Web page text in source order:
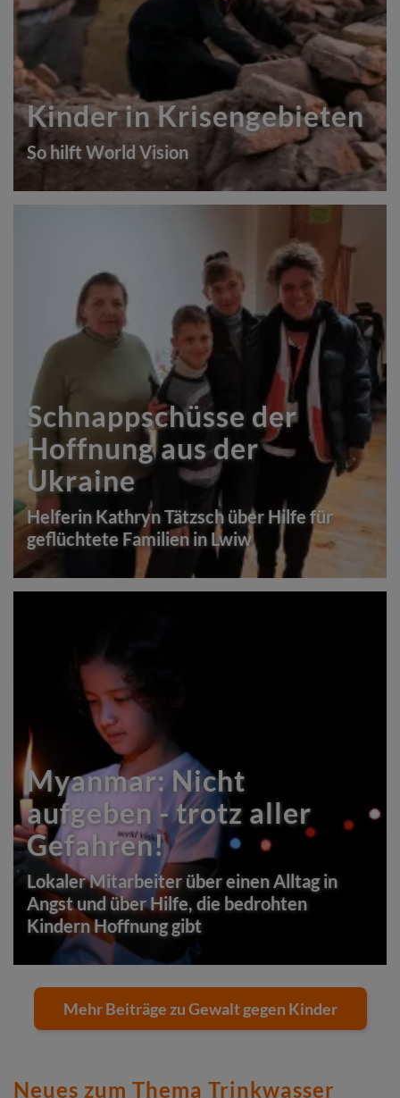
Kinder in Krisengebieten
So hilft World Vision
Schnappschüsse der
Hoffnung aus der
Ukraine
Helferin Kathryn Tätzsch über Hilfe für
geflüchtete Familien in Lwiw
Myanmar: Nicht
aufgeben - trotz aller
Gefahren!
Lokaler Mitarbeiter über einen Alltag in
Angst und über Hilfe, die bedrohten
Kindern Hoffnung gibt
Mehr Beiträge zu Gewalt gegen Kinder
Neues zum Thema Trinkwasser